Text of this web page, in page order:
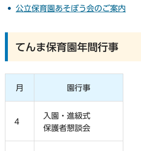
公立保育園あそぼう会のご案内
てんま保育園年間行事
月 園行事
4
入園・進級式
保護者懇談会